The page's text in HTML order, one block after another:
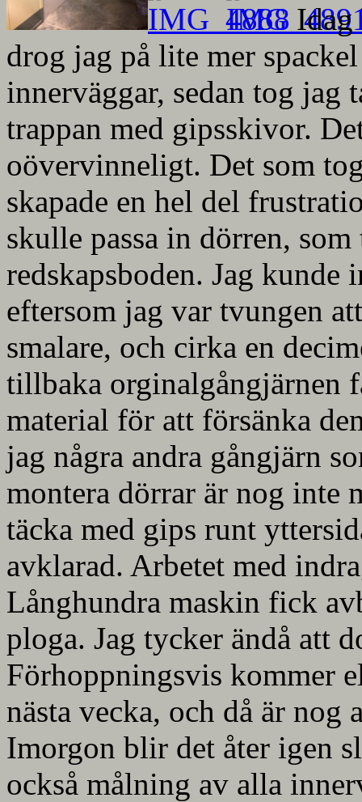
Idag
drog jag på lite mer
innerväggar, sedan tog jag
trappan med gipsskivor.
oövervinneligt. Det som
skapade en hel del
skulle passa in dörren,
redskapsboden. Jag
eftersom jag var tvungen
smalare, och cirka en
tillbaka orginalgångjärnen
material för att försänka
jag några andra gångjärn
montera dörrar är nog inte
täcka med gips runt
avklarad. Arbetet med
Långhundra maskin fick
ploga. Jag tycker ändå att
Förhoppningsvis kommer
nästa vecka, och då är
Imorgon blir det åter igen
också målning av alla